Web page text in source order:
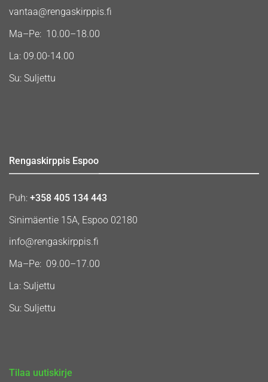
vantaa@rengaskirppis.fi
Ma–Pe: 10.00–18.00
La: 09.00-14.00
Su: Suljettu
Rengaskirppis Espoo
Puh: +358 405 134 443
Sinimäentie 15A, Espoo 02180
info@rengaskirppis.fi
Ma–Pe: 09.00–17.00
La: Suljettu
Su: Suljettu
Tilaa uutiskirje